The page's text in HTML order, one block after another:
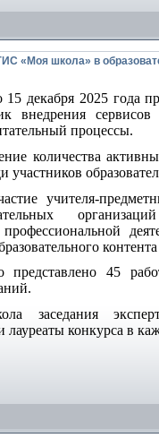
«Моя школа» в
декабря 2025 года
внедрения
процессы.
количества
учителя-
представлено 45
заседания
лауреаты конкурса в